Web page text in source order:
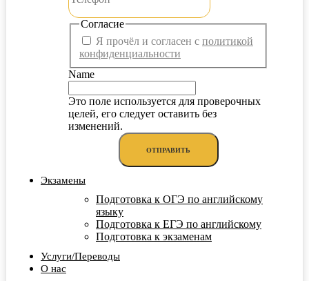
Согласие
Я прочёл и согласен с политикой
конфиденциальности
Name
Это поле используется для проверочных
целей, его следует оставить без
изменений.
Экзамены
Подготовка к ОГЭ по английскому
языку
Подготовка к ЕГЭ по английскому
Подготовка к экзаменам
Услуги/Переводы
О нас